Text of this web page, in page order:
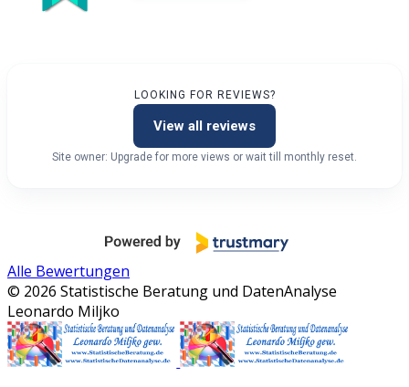
LOOKING FOR REVIEWS?
View all reviews
Site owner: Upgrade for more views or wait till monthly reset.
Alle Bewertungen
© 2026 Statistische Beratung und DatenAnalyse
Leonardo Miljko